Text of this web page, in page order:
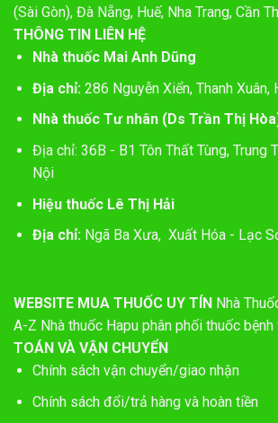
(Sài Gòn), Đà Nẵng, Huế, Nha Trang, Cần
THÔNG TIN LIÊN HỆ
Nhà thuốc Mai Anh Dũng
Địa chỉ:286 Nguyễn Xiển, Thanh Xuân,
Nhà thuốc Tư nhân (Ds Trần Thị
Địa chỉ: 36B - B1 Tôn Thất Tùng, Trung
Nội
Hiệu thuốc Lê Thị Hải
Địa chỉ: Ngã Ba Xưa, Xuất Hóa - Lạc
WEBSITE MUA THUỐC UY TÍN Nhà
A-Z Nhà thuốc Hapu phân phối thuốc bệnh
TOÁN VÀ VẬN CHUYỂN
Chính sách vận chuyển/giao nhận
Chính sách đổi/trả hàng và hoàn tiền